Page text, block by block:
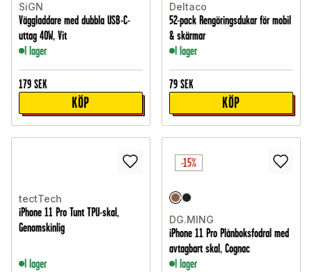
SiGN
Väggladdare med dubbla USB-C-
uttag 40W, Vit
I lager
179 SEK
KÖP
Deltaco
52-pack Rengöringsdukar för mobil
& skärmar
I lager
79 SEK
KÖP
tectTech
iPhone 11 Pro Tunt TPU-skal,
Genomskinlig
I lager
-15%
DG.MING
iPhone 11 Pro Plånboksfodral med
avtagbart skal, Cognac
I lager